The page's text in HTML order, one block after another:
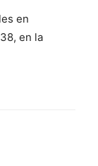
en
en la